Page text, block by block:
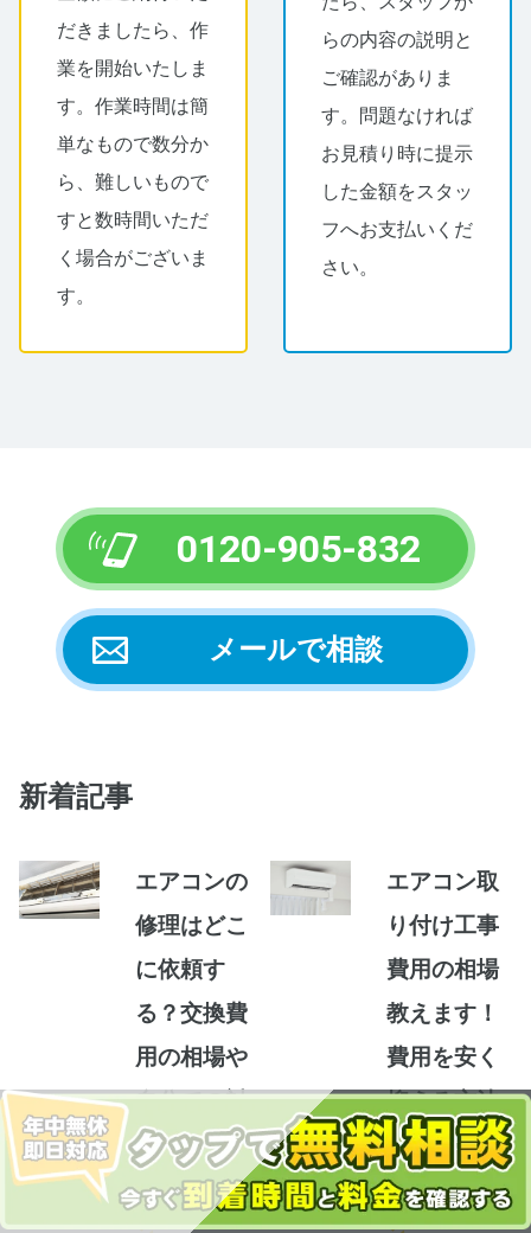
だきましたら、作
業を開始いたしま
す。作業時間は簡
単なもので数分か
ら、難しいもので
すと数時間いただ
く場合がございま
す。
らの内容の説明と
ご確認がありま
す。問題なければ
お見積り時に提示
した金額をスタッ
フへお支払いくだ
さい。
0120-905-832
メールで相談
新着記事
エアコンの
修理はどこ
に依頼す
る？交換費
用の相場や
自分での対
処方法
エ
ア
コ
2024.07.22
エアコン取
り付け工事
費用の相場
教えます！
費用を安く
抑える方法
も解説
エ
ア
コ
2024.07.22